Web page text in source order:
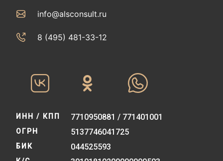
info@alsconsult.ru
8 (495) 481-33-12‬‬
ИНН / КПП 7710950881 / 771401001
ОГРН 5137746041725
БИК 044525593